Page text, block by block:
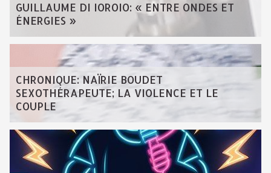
GUILLAUME DI IOROIO: « ENTRE ONDES ET
ÉNERGIES »
CHRONIQUE: NAÏRIE BOUDET
SEXOTHÉRAPEUTE; LA VIOLENCE ET LE
COUPLE